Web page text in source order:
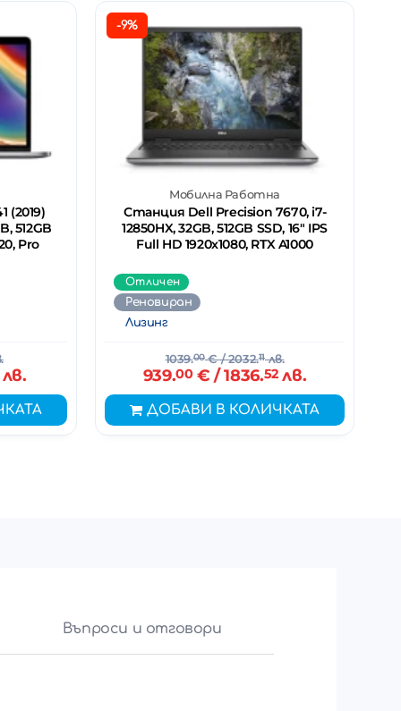
(2019)
512GB
Pro
-9%
Мобилна Работна
Станция Dell Precision 7670, i7-
12850HX, 32GB, 512GB SSD, 16" IPS
Full HD 1920x1080, RTX A1000
Отличен
Реновиран
Лизинг
1039.00€/ 2032.11лв.
939.00€ / 1836.52лв.
ДОБАВИ В КОЛИЧКАТА
Въпроси и отговори